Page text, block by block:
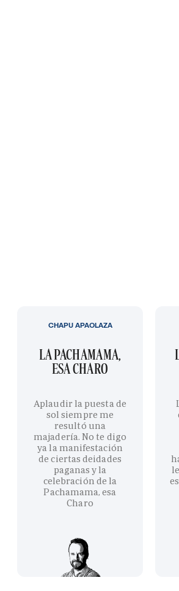
LA PACHAMAMA,
ESA CHARO
Aplaudir la puesta de
sol siempre me
resultó una
majadería. No te digo
ya la manifestación
de ciertas deidades
paganas y la
celebración de la
Pachamama, esa
Charo
CHAPU APAOLAZA